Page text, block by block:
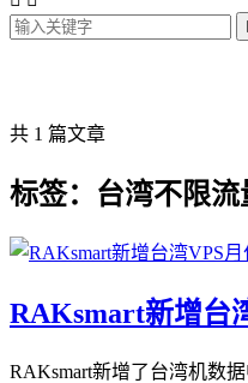
共 1 篇文章
标签：台湾不限流
RAKsmart新增台
RAKsmart新增了台湾机数